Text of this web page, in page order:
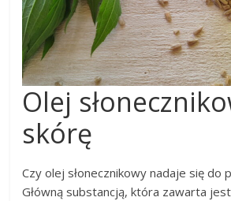
Olej
skórę
Czy olej słonecznikowy nadaje się do
Główną substancją, która zawarta